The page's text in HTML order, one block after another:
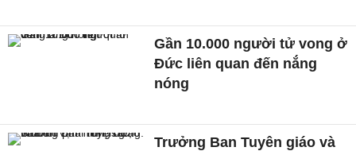
Gần 10.000 người tử vong ở
Đức liên quan đến nắng
nóng
Trưởng Ban Tuyên giáo và